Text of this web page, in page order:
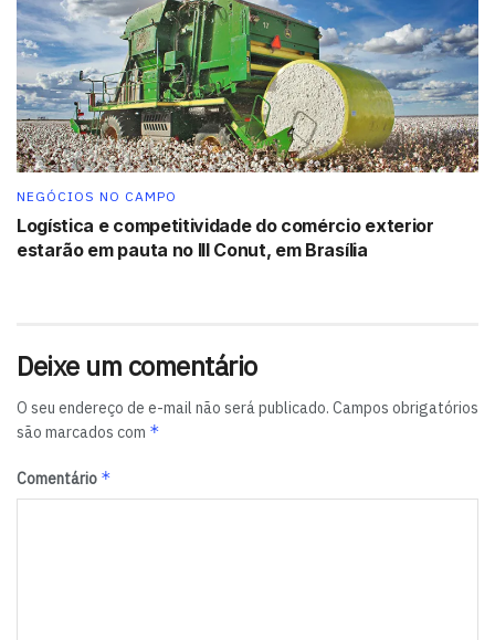
NEGÓCIOS NO CAMPO
Logística e competitividade do comércio exterior
estarão em pauta no III Conut, em Brasília
Deixe um comentário
O seu endereço de e-mail não será publicado. Campos obrigatórios
são marcados com *
Comentário *